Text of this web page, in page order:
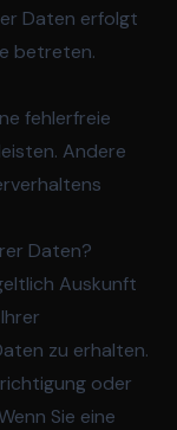
Daten erfolgt
betreten.
fehlerfreie
Andere
Daten?
Auskunft
zu erhalten.
oder
Sie eine